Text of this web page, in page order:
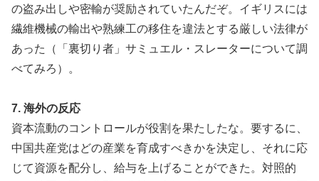
の盗み出しや密輸が奨励されていたんだぞ。イギリスには
繊維機械の輸出や熟練工の移住を違法とする厳しい法律が
あった（「裏切り者」サミュエル・スレーターについて調
べてみろ）。
7. 海外の反応
資本流動のコントロールが役割を果たしたな。要するに、
中国共産党はどの産業を育成すべきかを決定し、それに応
じて資源を配分し、給与を上げることができた。対照的